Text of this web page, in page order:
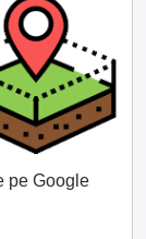
pe Google